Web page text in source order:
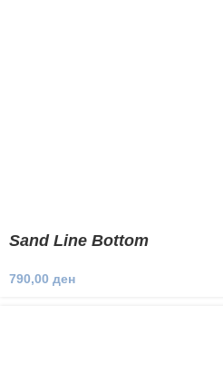
Sand Line Bottom
790,00 ден